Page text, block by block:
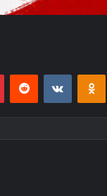
PinterestReddit